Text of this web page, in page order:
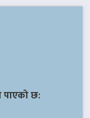
पाएको छ: